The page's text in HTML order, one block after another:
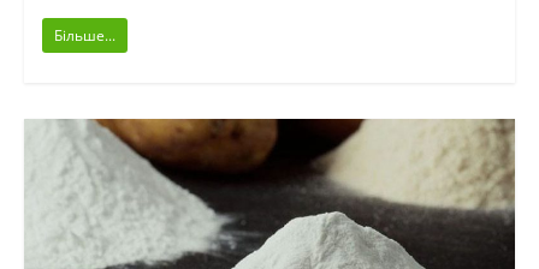
Більше...